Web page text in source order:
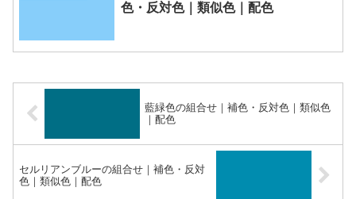
色・反対色｜類似色｜配色
藍緑色の組合せ｜補色・反対色｜類似色
｜配色
セルリアンブルーの組合せ｜補色・反対
色｜類似色｜配色